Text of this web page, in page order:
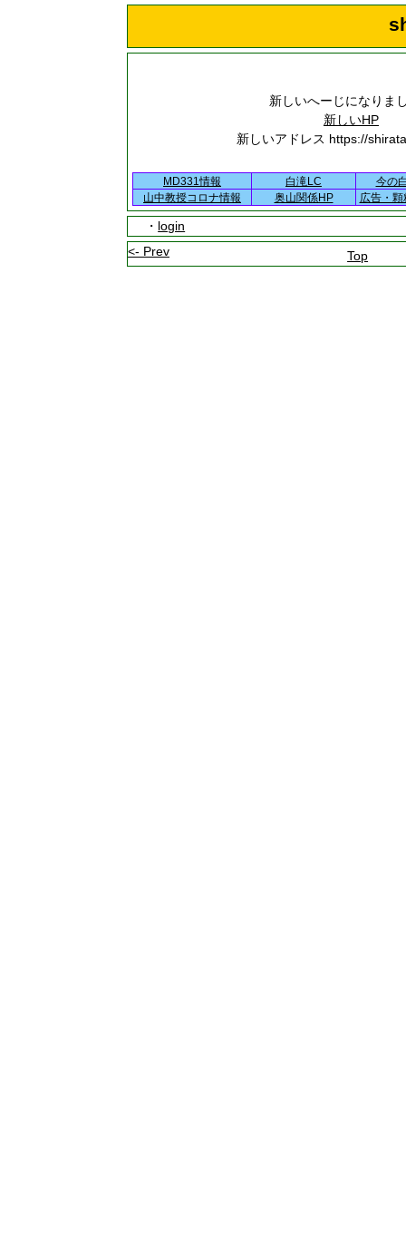
新しいへーじになりま
新しいHP
新しいアドレス https://
MD331情報 白滝LC
今の
山中教授コロナ情報
奥山関係HP 広告・
・ login
<- Prev Top